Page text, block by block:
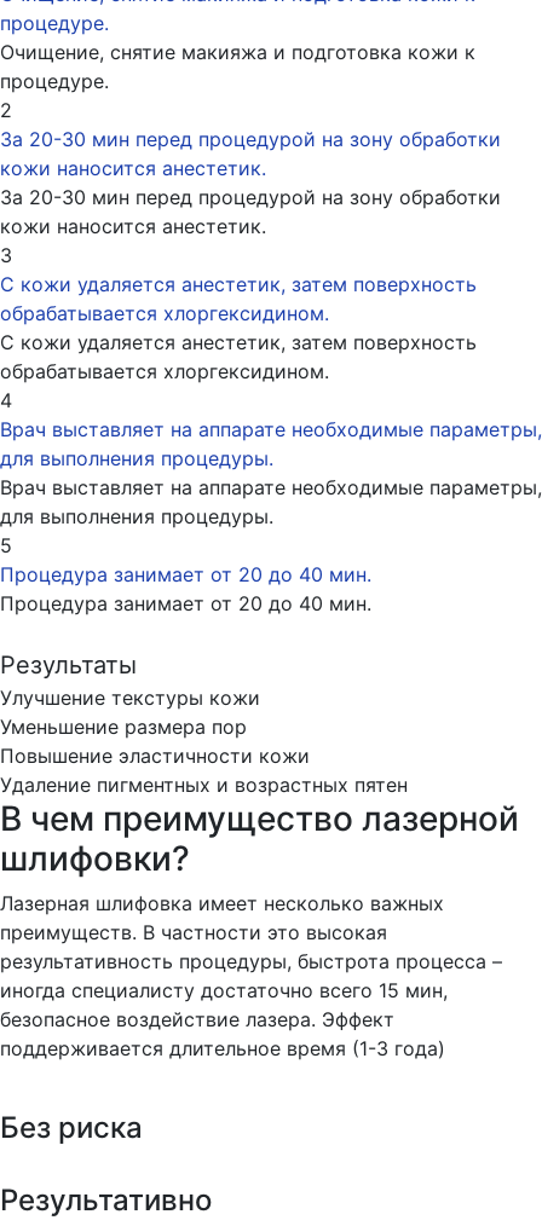
процедуре.
Очищение, снятие макияжа и подготовка кожи к
процедуре.
2
За 20-30 мин перед процедурой на зону обработки
кожи наносится анестетик.
За 20-30 мин перед процедурой на зону обработки
кожи наносится анестетик.
3
С кожи удаляется анестетик, затем поверхность
обрабатывается хлоргексидином.
С кожи удаляется анестетик, затем поверхность
обрабатывается хлоргексидином.
4
Врач выставляет на аппарате необходимые параметры,
для выполнения процедуры.
Врач выставляет на аппарате необходимые параметры,
для выполнения процедуры.
5
Процедура занимает от 20 до 40 мин.
Процедура занимает от 20 до 40 мин.
Результаты
Улучшение текстуры кожи
Уменьшение размера пор
Повышение эластичности кожи
Удаление пигментных и возрастных пятен
В чем преимущество лазерной
шлифовки?
Лазерная шлифовка имеет несколько важных
преимуществ. В частности это высокая
результативность процедуры, быстрота процесса –
иногда специалисту достаточно всего 15 мин,
безопасное воздействие лазера. Эффект
поддерживается длительное время (1-3 года)
Без риска
Результативно